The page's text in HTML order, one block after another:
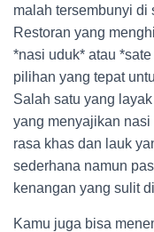
malah tersembunyi di
Restoran yang
*nasi uduk* atau
pilihan yang tepat
Salah satu yang
yang menyajikan
rasa khas dan lauk
sederhana namun
kenangan yang sulit
Kamu juga bisa